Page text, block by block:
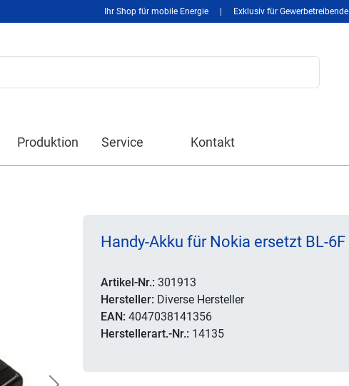
Ihr Shop für mobile Energie Exklusiv für Gewerbetreibende
Produktion Service Kontakt
Handy-Akku für Nokia ersetzt BL-6F
Artikel-Nr.: 301913
Hersteller: Diverse Hersteller
EAN: 4047038141356
Herstellerart.-Nr.: 14135